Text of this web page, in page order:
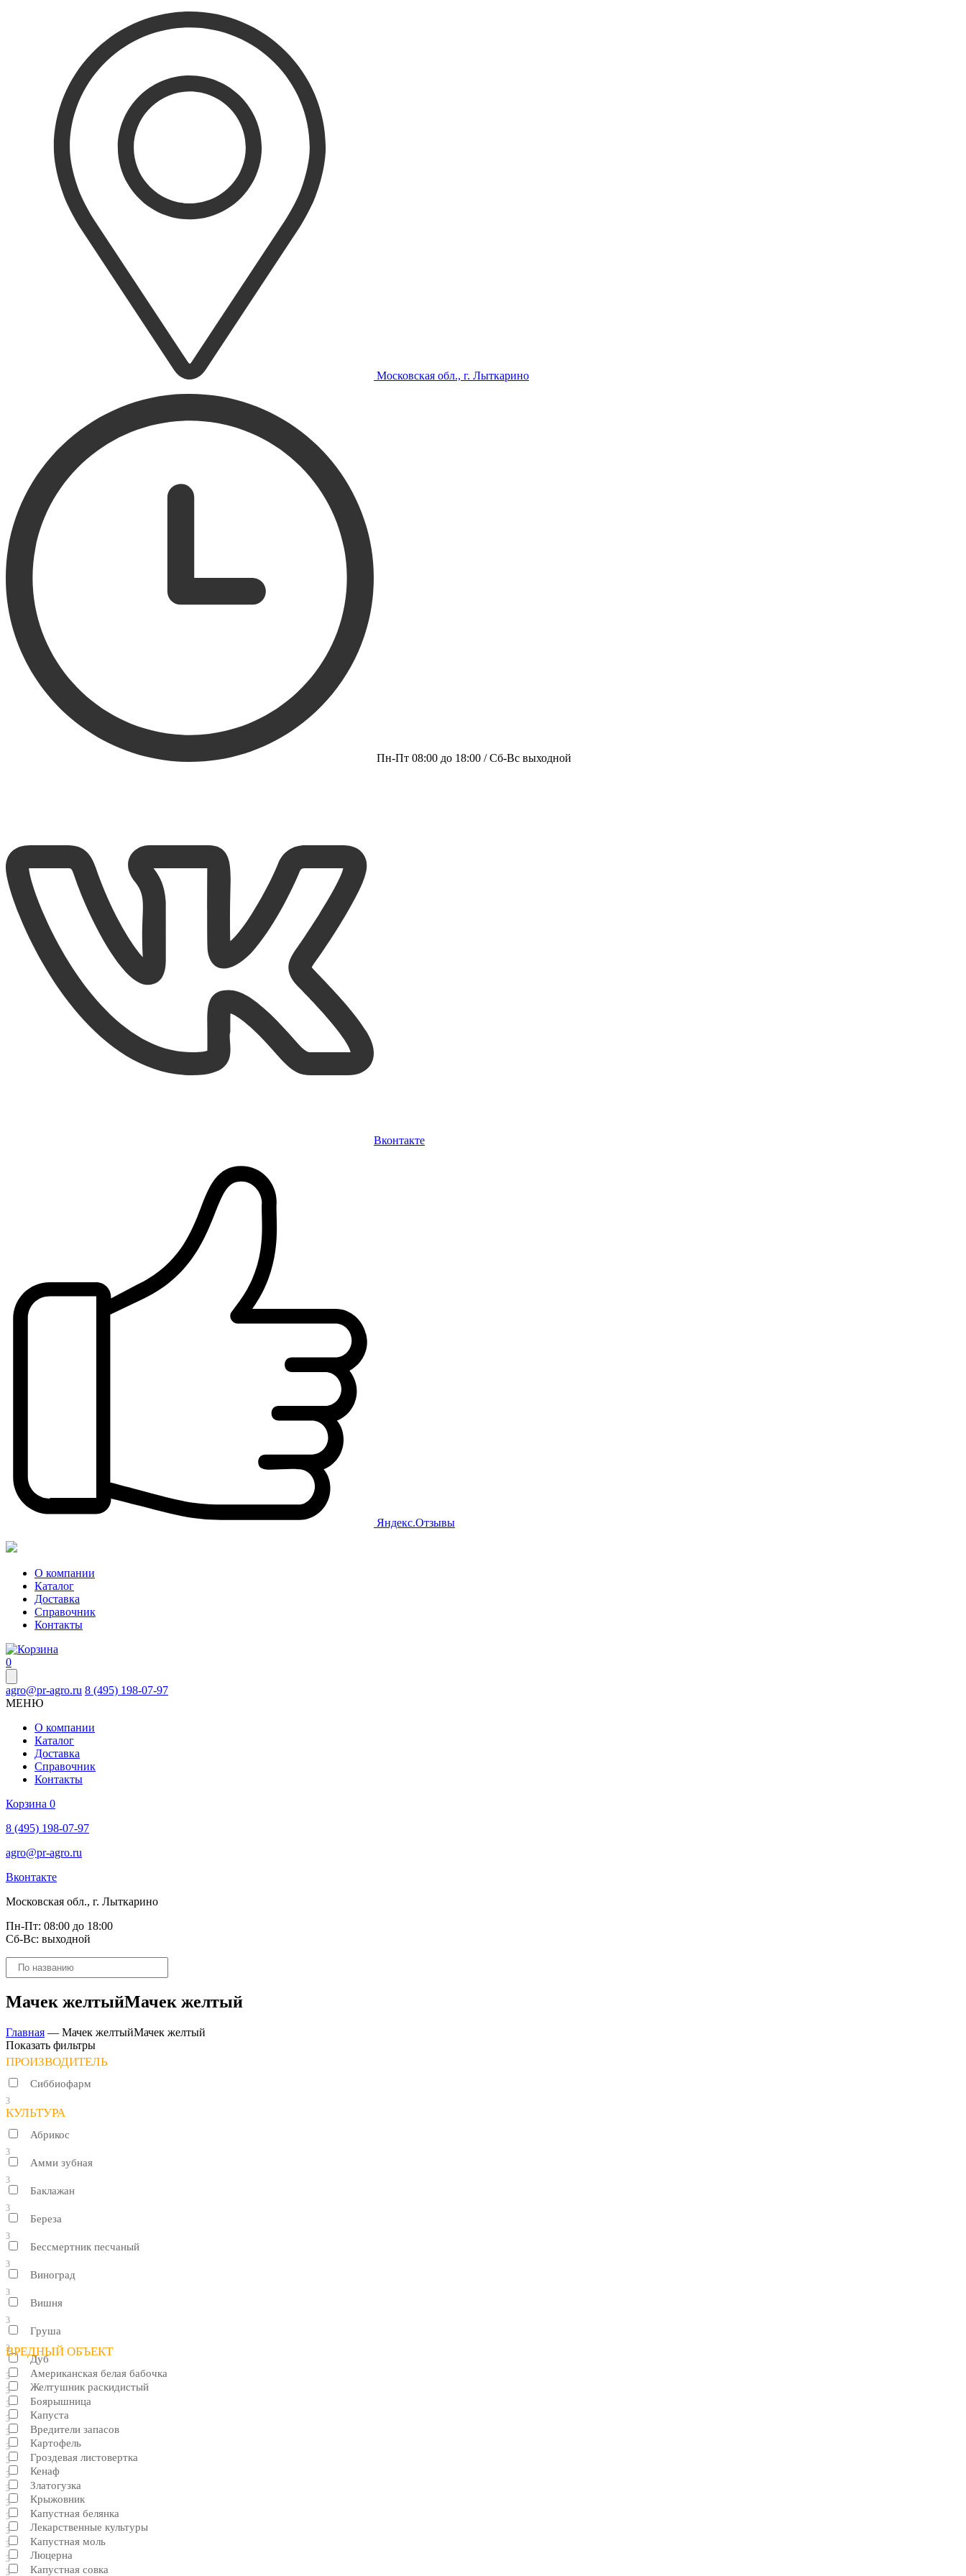
Московская обл., г. Лыткарино
Пн-Пт 08:00 до 18:00 / Сб-Вс выходной
Вконтакте
Яндекс.Отзывы
О компании
Каталог
Доставка
Справочник
Контакты
0
agro@pr-agro.ru 8 (495) 198-07-97
МЕНЮ
О компании
Каталог
Доставка
Справочник
Контакты
Корзина 0
8 (495) 198-07-97
agro@pr-agro.ru
Вконтакте
Московская обл., г. Лыткарино
Пн-Пт: 08:00 до 18:00
Сб-Вс: выходной
Поиск
товаров
Мачек желтыйМачек желтый
Главная — Мачек желтыйМачек желтый
Показать фильтры
ПРОИЗВОДИТЕЛЬ
Сиббиофарм
3
КУЛЬТУРА
Абрикос
3
Амми зубная
3
Баклажан
3
Береза
3
Бессмертник песчаный
3
Виноград
3
Вишня
3
Груша
3
Дуб
3
Желтушник раскидистый
3
Капуста
3
Картофель
3
Кенаф
3
Крыжовник
3
Лекарственные культуры
3
Люцерна
3
ВРЕДНЫЙ ОБЪЕКТ
Американская белая бабочка
3
Боярышница
3
Вредители запасов
3
Гроздевая листовертка
3
Златогузка
3
Капустная белянка
3
Капустная моль
3
Капустная совка